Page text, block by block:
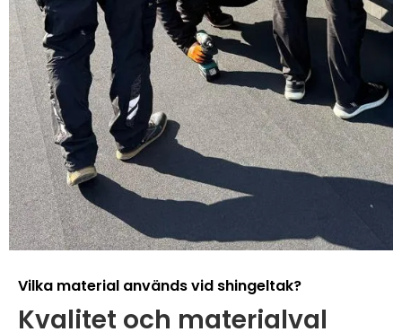
Vilka material används vid shingeltak?
Kvalitet och materialval